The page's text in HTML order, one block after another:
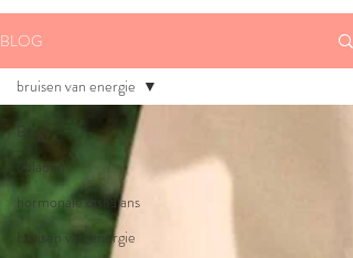
BLOG
Blogs
opladen
hormonale disbalans
bruisen van energie
bruisen van energie